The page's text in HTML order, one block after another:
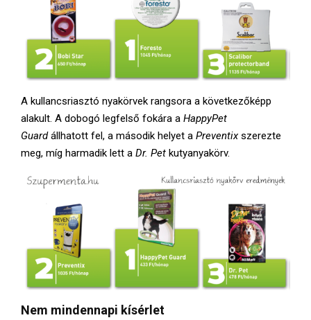
A kullancsriasztó nyakörvek rangsora a következőképp
alakult. A dobogó legfelső fokára a HappyPet
Guardállhatott fel, a második helyet a Preventixszerezte
meg, míg harmadik lett a Dr. Pet kutyanyakörv.
Nem mindennapi kísérlet